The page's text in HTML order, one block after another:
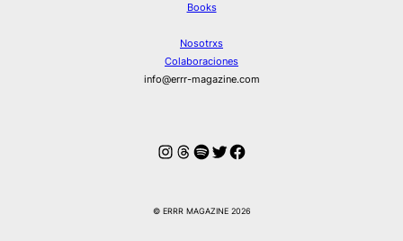
Books
Nosotrxs
Colaboraciones
info@errr-magazine.com
Instagram
Hilos
Spotify
Twitter
Facebook
© ERRR MAGAZINE 2026